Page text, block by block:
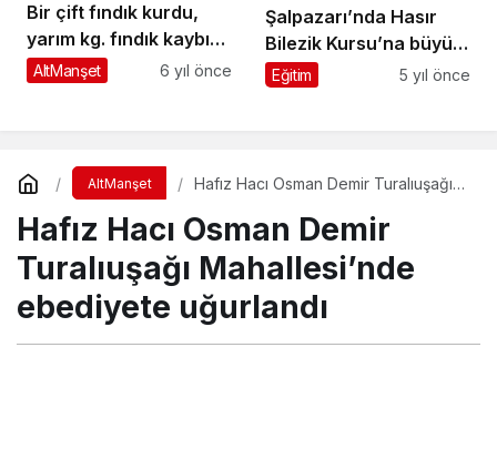
Bir çift fındık kurdu,
yarım kg. fındık kaybına
yol açıyor
AltManşet 6 yıl önce
Şalpazarı’nda Hasır
Bilezik Kursu’na büyük
ilgi
Eğitim 5 yıl önce
AltManşet
Hafız Hacı Osman Demir Turalıuşağı
Hafız Hacı Osman Demir
Turalıuşağı Mahallesi’nde
ebediyete uğurlandı